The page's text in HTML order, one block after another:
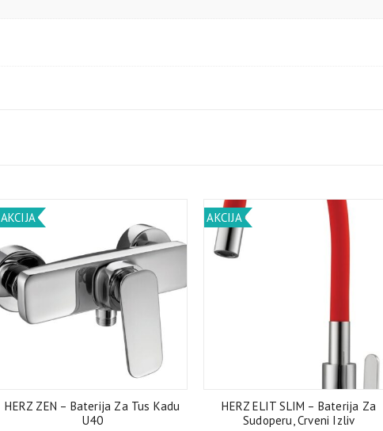
AKCIJA
HERZ ZEN – Baterija Za Tus Kadu
U40
AKCIJA
HERZ ELIT SLIM – Baterija Za
Sudoperu, Crveni Izliv